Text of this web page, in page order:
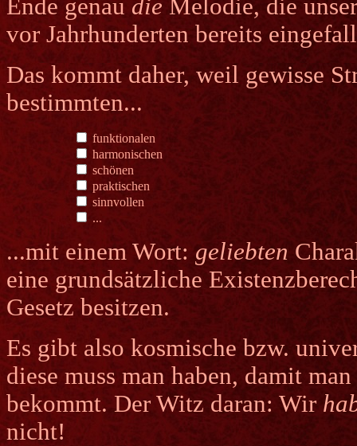
Ende genau die Melodie, die
vor Jahrhunderten bereits
Das kommt daher, weil gewisse
bestimmten...
funktionalen
harmonischen
schönen
praktischen
sinnvollen
...
...mit einem Wort: geliebten
eine grundsätzliche
Gesetz besitzen.
Es gibt also kosmische bzw.
diese muss man haben, damit
bekommt. Der Witz daran: Wir
nicht!